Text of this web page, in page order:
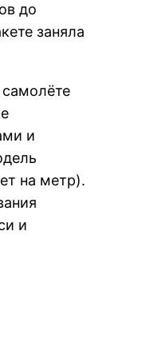
до
заняла
и
на метр).
и